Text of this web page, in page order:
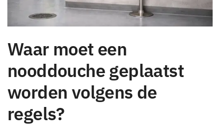
Waar moet een
nooddouche geplaatst
worden volgens de
regels?